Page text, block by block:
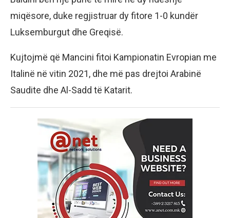
miqësore, duke regjistruar dy fitore 1-0 kundër
Luksemburgut dhe Greqisë.
Kujtojmë që Mancini fitoi Kampionatin Evropian me
Italinë në vitin 2021, dhe më pas drejtoi Arabinë
Saudite dhe Al-Sadd të Katarit.